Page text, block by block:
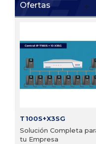
Ofertas
T100S+X3SG
Solución Completa
tu Empresa